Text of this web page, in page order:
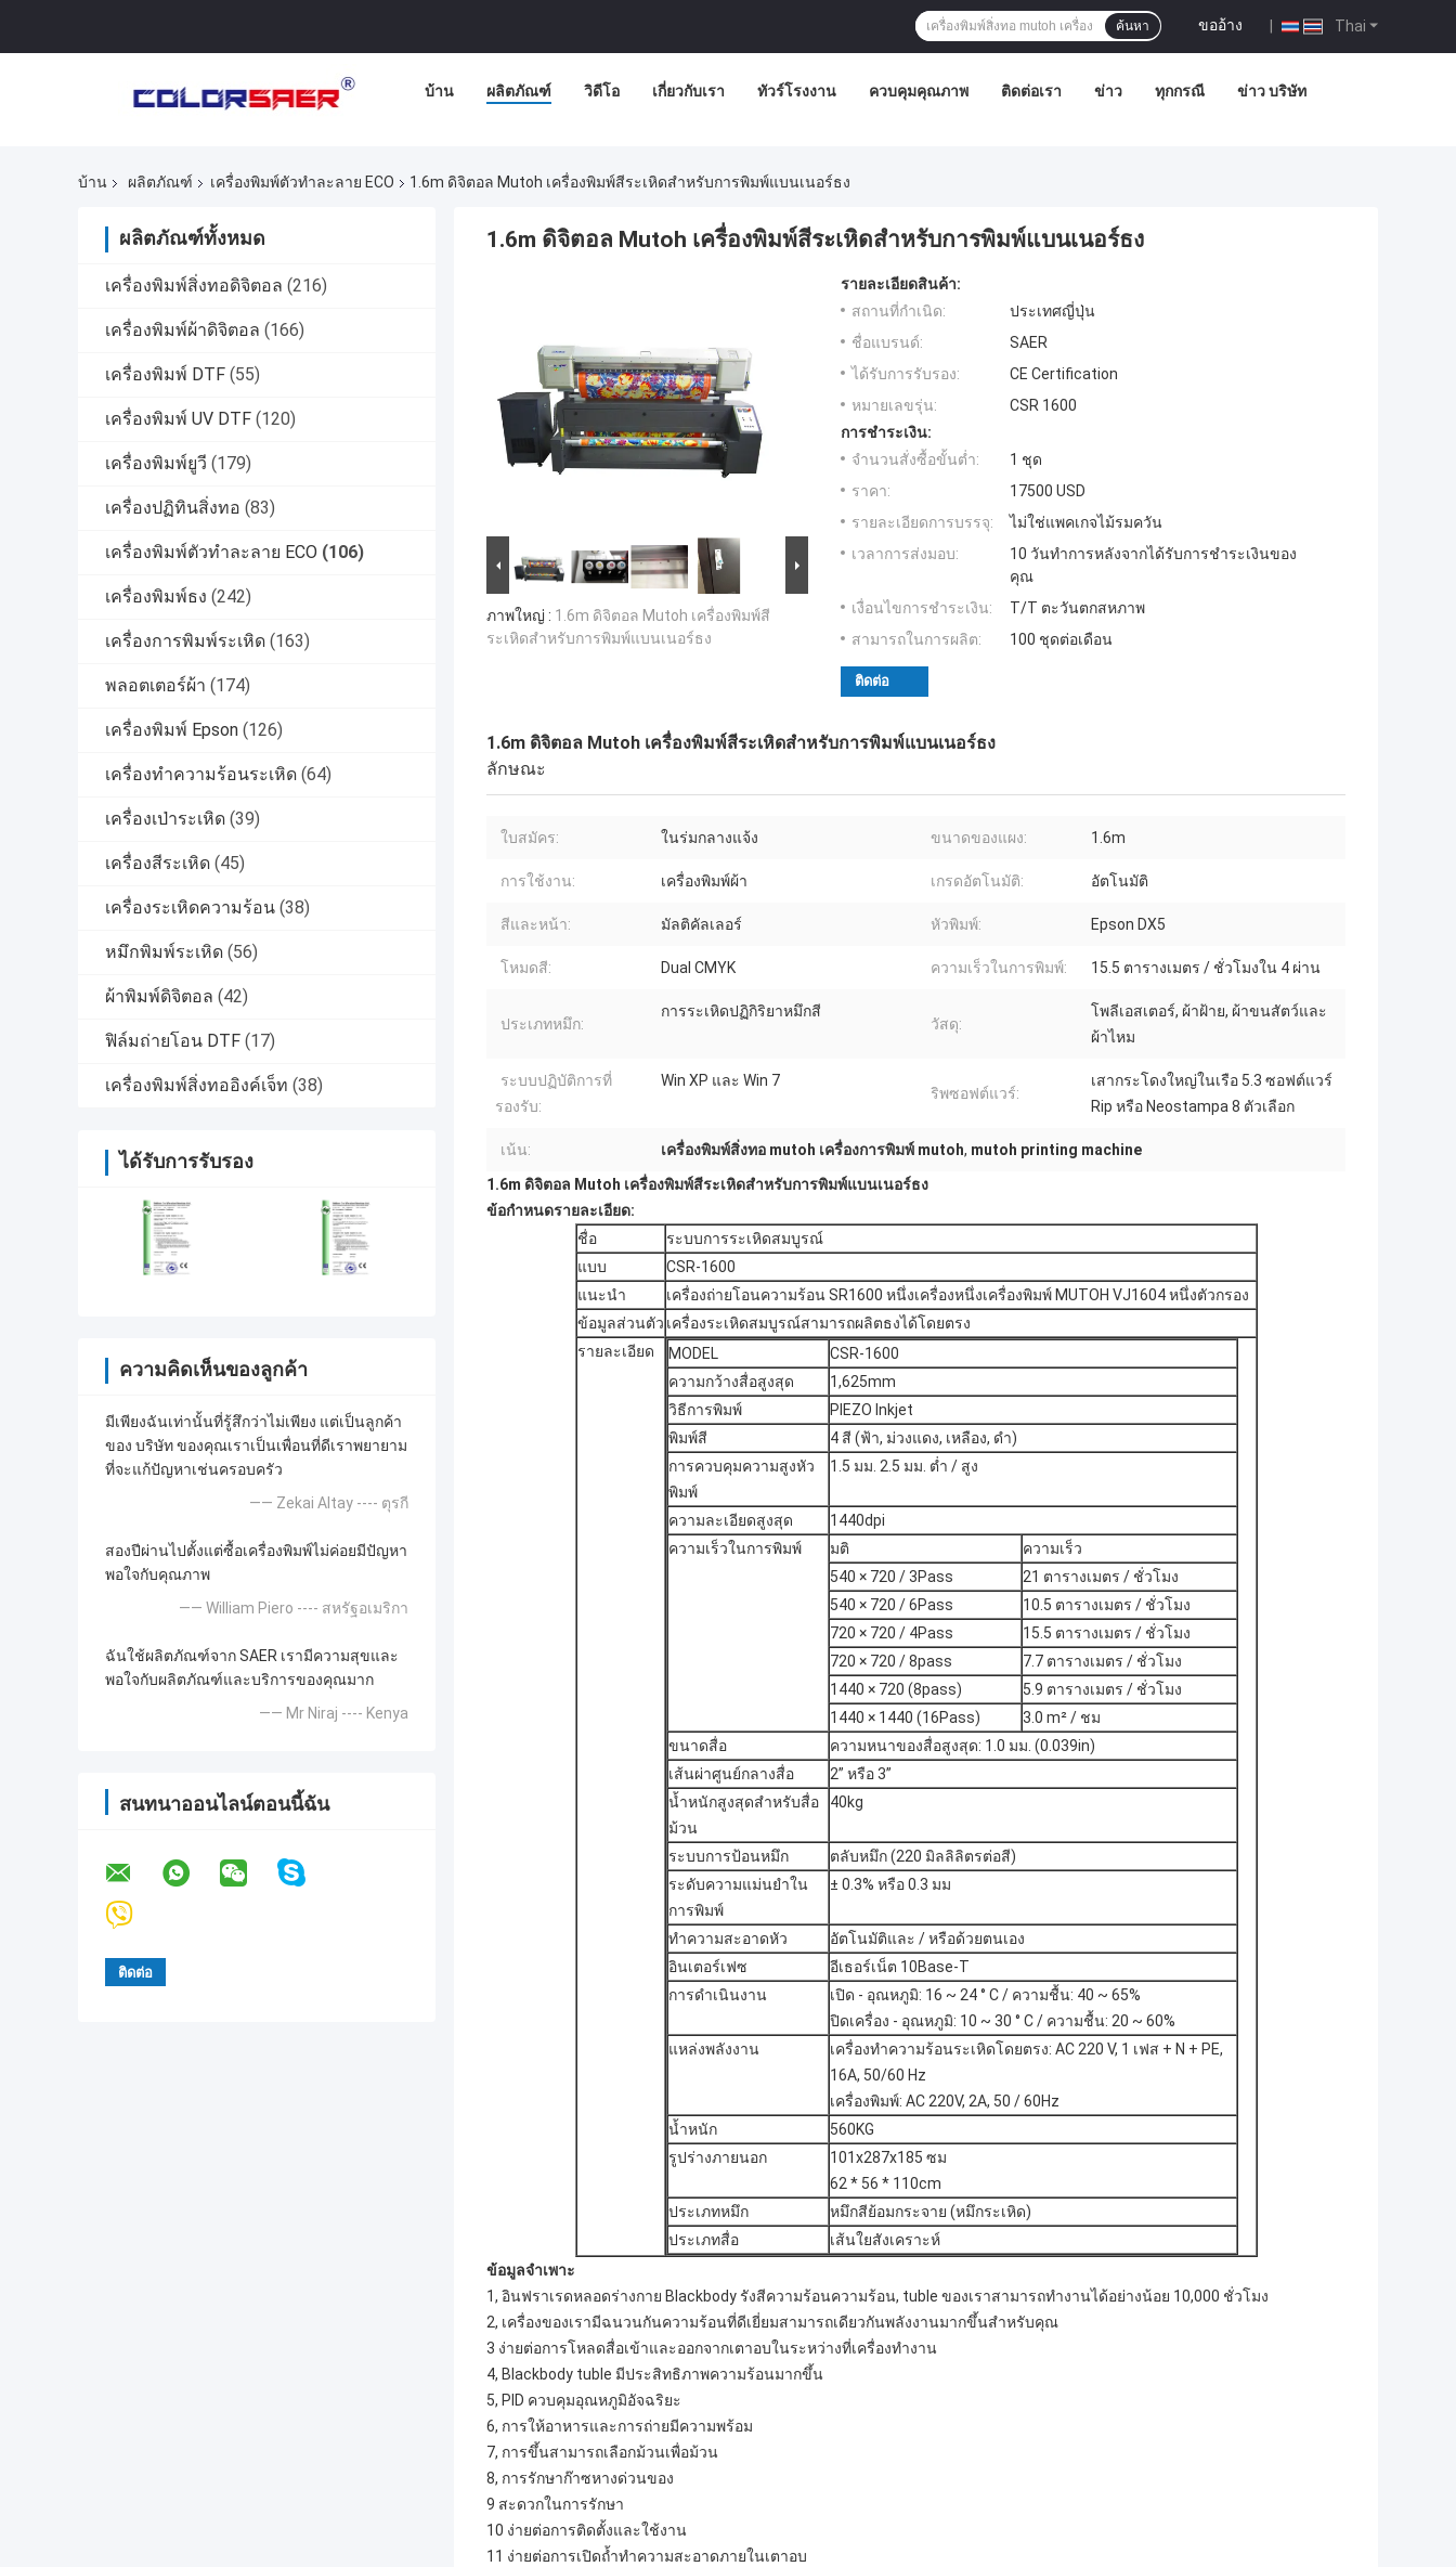
Thai
ขออ้าง |
ค้นหา
บ้าน ผลิตภัณฑ์ วิดีโอ เกี่ยวกับเรา ทัวร์โรงงาน ควบคุมคุณภาพ ติดต่อเรา ข่าว ทุกกรณี ข่าว บริษัท
บ้าน ผลิตภัณฑ์ เครื่องพิมพ์ตัวทำละลาย ECO 1.6m ดิจิตอล Mutoh เครื่องพิมพ์สีระเหิดสำหรับการพิมพ์แบนเนอร์ธง
ผลิตภัณฑ์ทั้งหมด
เครื่องพิมพ์สิ่งทอดิจิตอล (216)
เครื่องพิมพ์ผ้าดิจิตอล (166)
เครื่องพิมพ์ DTF (55)
เครื่องพิมพ์ UV DTF (120)
เครื่องพิมพ์ยูวี (179)
เครื่องปฏิทินสิ่งทอ (83)
เครื่องพิมพ์ตัวทำละลาย ECO (106)
เครื่องพิมพ์ธง (242)
เครื่องการพิมพ์ระเหิด (163)
พลอตเตอร์ผ้า (174)
เครื่องพิมพ์ Epson (126)
เครื่องทำความร้อนระเหิด (64)
เครื่องเป่าระเหิด (39)
เครื่องสีระเหิด (45)
เครื่องระเหิดความร้อน (38)
หมึกพิมพ์ระเหิด (56)
ผ้าพิมพ์ดิจิตอล (42)
ฟิล์มถ่ายโอน DTF (17)
เครื่องพิมพ์สิ่งทออิงค์เจ็ท (38)
ได้รับการรับรอง
ความคิดเห็นของลูกค้า
มีเพียงฉันเท่านั้นที่รู้สึกว่าไม่เพียง แต่เป็นลูกค้า
ของ บริษัท ของคุณเราเป็นเพื่อนที่ดีเราพยายาม
ที่จะแก้ปัญหาเช่นครอบครัว
—— Zekai Altay ---- ตุรกี
สองปีผ่านไปตั้งแต่ซื้อเครื่องพิมพ์ไม่ค่อยมีปัญหา
พอใจกับคุณภาพ
—— William Piero ---- สหรัฐอเมริกา
ฉันใช้ผลิตภัณฑ์จาก SAER เรามีความสุขและ
พอใจกับผลิตภัณฑ์และบริการของคุณมาก
—— Mr Niraj ---- Kenya
สนทนาออนไลน์ตอนนี้ฉัน
1.6m ดิจิตอล Mutoh เครื่องพิมพ์สีระเหิดสำหรับการพิมพ์แบนเนอร์ธง
ภาพใหญ่ : 1.6m ดิจิตอล Mutoh เครื่องพิมพ์สี
ระเหิดสำหรับการพิมพ์แบนเนอร์ธง
รายละเอียดสินค้า:
สถานที่กำเนิด:
ประเทศญี่ปุ่น
ชื่อแบรนด์:
SAER
ได้รับการรับรอง:
CE Certification
หมายเลขรุ่น:
CSR 1600
การชำระเงิน:
จำนวนสั่งซื้อขั้นต่ำ:
1 ชุด
ราคา:
17500 USD
รายละเอียดการบรรจุ:
ไม่ใช่แพคเกจไม้รมควัน
เวลาการส่งมอบ:
10 วันทำการหลังจากได้รับการชำระเงินของ
คุณ
เงื่อนไขการชำระเงิน:
T/T ตะวันตกสหภาพ
สามารถในการผลิต:
100 ชุดต่อเดือน
ติดต่อ
1.6m ดิจิตอล Mutoh เครื่องพิมพ์สีระเหิดสำหรับการพิมพ์แบนเนอร์ธง
ลักษณะ
ใบสมัคร: ในร่มกลางแจ้ง ขนาดของแผง: 1.6m
การใช้งาน: เครื่องพิมพ์ผ้า เกรดอัตโนมัติ: อัตโนมัติ
สีและหน้า: มัลติคัลเลอร์ หัวพิมพ์: Epson DX5
โหมดสี: Dual CMYK ความเร็วในการพิมพ์: 15.5 ตารางเมตร / ชั่วโมงใน 4 ผ่าน
ประเภทหมึก:
การระเหิดปฏิกิริยาหมึกสี
วัสดุ:
โพลีเอสเตอร์, ผ้าฝ้าย, ผ้าขนสัตว์และ
ผ้าไหม
ระบบปฏิบัติการที่
รองรับ:
Win XP และ Win 7
ริพซอฟต์แวร์:
เสากระโดงใหญ่ในเรือ 5.3 ซอฟต์แวร์
Rip หรือ Neostampa 8 ตัวเลือก
เน้น: เครื่องพิมพ์สิ่งทอ mutoh เครื่องการพิมพ์ mutoh, mutoh printing machine
1.6m ดิจิตอล Mutoh เครื่องพิมพ์สีระเหิดสำหรับการพิมพ์แบนเนอร์ธง
ข้อกำหนดรายละเอียด:
ชื่อ
ระบบการระเหิดสมบูรณ์
แบบ
CSR-1600
แนะนำ
เครื่องถ่ายโอนความร้อน SR1600 หนึ่งเครื่องหนึ่งเครื่องพิมพ์ MUTOH VJ1604 หนึ่งตัวกรอง
ข้อมูลส่วนตัว เครื่องระเหิดสมบูรณ์สามารถผลิตธงได้โดยตรง
รายละเอียด
MODEL
CSR-1600
ความกว้างสื่อสูงสุด
1,625mm
วิธีการพิมพ์
PIEZO Inkjet
พิมพ์สี
4 สี (ฟ้า, ม่วงแดง, เหลือง, ดำ)
การควบคุมความสูงหัว
พิมพ์
1.5 มม. 2.5 มม. ต่ำ / สูง
ความละเอียดสูงสุด
1440dpi
ความเร็วในการพิมพ์
มติ
ความเร็ว
540 × 720 / 3Pass
21 ตารางเมตร / ชั่วโมง
540 × 720 / 6Pass
10.5 ตารางเมตร / ชั่วโมง
720 × 720 / 4Pass
15.5 ตารางเมตร / ชั่วโมง
720 × 720 / 8pass
7.7 ตารางเมตร / ชั่วโมง
1440 × 720 (8pass)
5.9 ตารางเมตร / ชั่วโมง
1440 × 1440 (16Pass)
3.0 m² / ชม
ขนาดสื่อ
ความหนาของสื่อสูงสุด: 1.0 มม. (0.039in)
เส้นผ่าศูนย์กลางสื่อ
2” หรือ 3”
น้ำหนักสูงสุดสำหรับสื่อ
ม้วน
40kg
ระบบการป้อนหมึก
ตลับหมึก (220 มิลลิลิตรต่อสี)
ระดับความแม่นยำใน
การพิมพ์
± 0.3% หรือ 0.3 มม
ทำความสะอาดหัว
อัตโนมัติและ / หรือด้วยตนเอง
อินเตอร์เฟซ
อีเธอร์เน็ต 10Base-T
การดำเนินงาน
เปิด - อุณหภูมิ: 16 ~ 24 ° C / ความชื้น: 40 ~ 65%
ปิดเครื่อง - อุณหภูมิ: 10 ~ 30 ° C / ความชื้น: 20 ~ 60%
แหล่งพลังงาน
เครื่องทำความร้อนระเหิดโดยตรง: AC 220 V, 1 เฟส + N + PE,
16A, 50/60 Hz
เครื่องพิมพ์: AC 220V, 2A, 50 / 60Hz
น้ำหนัก
560KG
รูปร่างภายนอก
101x287x185 ซม
62 * 56 * 110cm
ประเภทหมึก
หมึกสีย้อมกระจาย (หมึกระเหิด)
ประเภทสื่อ
เส้นใยสังเคราะห์
ข้อมูลจำเพาะ
1, อินฟราเรดหลอดร่างกาย Blackbody รังสีความร้อนความร้อน, tuble ของเราสามารถทำงานได้อย่างน้อย 10,000 ชั่วโมง
2, เครื่องของเรามีฉนวนกันความร้อนที่ดีเยี่ยมสามารถเดียวกันพลังงานมากขึ้นสำหรับคุณ
3 ง่ายต่อการโหลดสื่อเข้าและออกจากเตาอบในระหว่างที่เครื่องทำงาน
4, Blackbody tuble มีประสิทธิภาพความร้อนมากขึ้น
5, PID ควบคุมอุณหภูมิอัจฉริยะ
6, การให้อาหารและการถ่ายมีความพร้อม
7, การขึ้นสามารถเลือกม้วนเพื่อม้วน
8, การรักษาก๊าซหางด่วนของ
9 สะดวกในการรักษา
10 ง่ายต่อการติดตั้งและใช้งาน
11 ง่ายต่อการเปิดถ้ำทำความสะอาดภายในเตาอบ